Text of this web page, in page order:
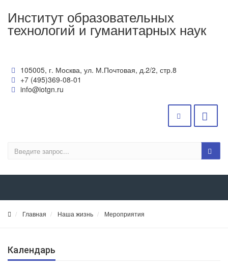
Институт образовательных
технологий и гуманитарных наук
105005, г. Москва, ул. М.Почтовая, д.2/2, стр.8
+7 (495)369-08-01
info@iotgn.ru
Главная Наша жизнь Мероприятия
Календарь